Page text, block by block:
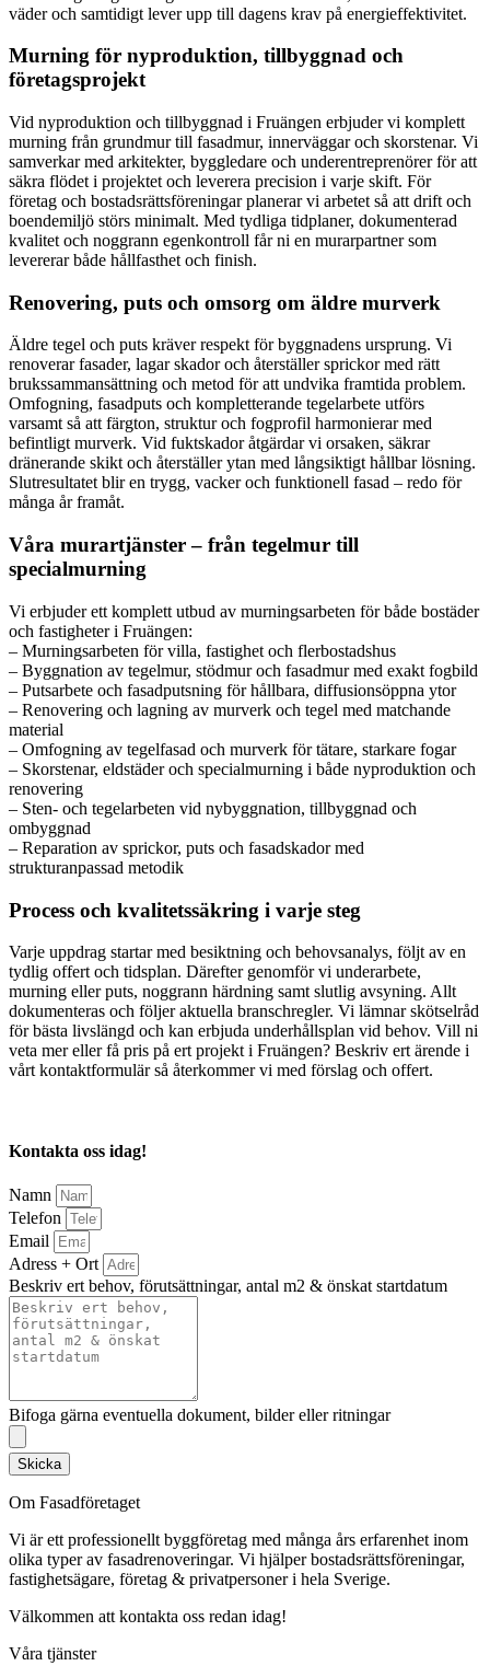
väder och samtidigt lever upp till dagens krav på energieffektivitet.
Murning för nyproduktion, tillbyggnad och
företagsprojekt
Vid nyproduktion och tillbyggnad i Fruängen erbjuder vi komplett
murning från grundmur till fasadmur, innerväggar och skorstenar. Vi
samverkar med arkitekter, byggledare och underentreprenörer för att
säkra flödet i projektet och leverera precision i varje skift. För
företag och bostadsrättsföreningar planerar vi arbetet så att drift och
boendemiljö störs minimalt. Med tydliga tidplaner, dokumenterad
kvalitet och noggrann egenkontroll får ni en murarpartner som
levererar både hållfasthet och finish.
Renovering, puts och omsorg om äldre murverk
Äldre tegel och puts kräver respekt för byggnadens ursprung. Vi
renoverar fasader, lagar skador och återställer sprickor med rätt
brukssammansättning och metod för att undvika framtida problem.
Omfogning, fasadputs och kompletterande tegelarbete utförs
varsamt så att färgton, struktur och fogprofil harmonierar med
befintligt murverk. Vid fuktskador åtgärdar vi orsaken, säkrar
dränerande skikt och återställer ytan med långsiktigt hållbar lösning.
Slutresultatet blir en trygg, vacker och funktionell fasad – redo för
många år framåt.
Våra murartjänster – från tegelmur till
specialmurning
Vi erbjuder ett komplett utbud av murningsarbeten för både bostäder
och fastigheter i Fruängen:
– Murningsarbeten för villa, fastighet och flerbostadshus
– Byggnation av tegelmur, stödmur och fasadmur med exakt fogbild
– Putsarbete och fasadputsning för hållbara, diffusionsöppna ytor
– Renovering och lagning av murverk och tegel med matchande
material
– Omfogning av tegelfasad och murverk för tätare, starkare fogar
– Skorstenar, eldstäder och specialmurning i både nyproduktion och
renovering
– Sten- och tegelarbeten vid nybyggnation, tillbyggnad och
ombyggnad
– Reparation av sprickor, puts och fasadskador med
strukturanpassad metodik
Process och kvalitetssäkring i varje steg
Varje uppdrag startar med besiktning och behovsanalys, följt av en
tydlig offert och tidsplan. Därefter genomför vi underarbete,
murning eller puts, noggrann härdning samt slutlig avsyning. Allt
dokumenteras och följer aktuella branschregler. Vi lämnar skötselråd
för bästa livslängd och kan erbjuda underhållsplan vid behov. Vill ni
veta mer eller få pris på ert projekt i Fruängen? Beskriv ert ärende i
vårt kontaktformulär så återkommer vi med förslag och offert.
Kontakta oss idag!
Namn
Telefon
Email
Adress + Ort
Beskriv ert behov, förutsättningar, antal m2 & önskat startdatum
Bifoga gärna eventuella dokument, bilder eller ritningar
Skicka
Om Fasadföretaget
Vi är ett professionellt byggföretag med många års erfarenhet inom
olika typer av fasadrenoveringar. Vi hjälper bostadsrättsföreningar,
fastighetsägare, företag & privatpersoner i hela Sverige.
Välkommen att kontakta oss redan idag!
Våra tjänster